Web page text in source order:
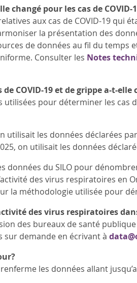
changé pour les cas de COVID-
aux cas de COVID-19 qui
la présentation des
de données au fil du temps
Consulter les Notes
COVID-19 et de grippe a-t-elle
pour déterminer les cas
utilisait les données déclarées par
on utilisait les données
données du SILO pour
des virus respiratoires en
la méthodologie utilisée pour
des virus respiratoires
des bureaux de santé
demande en écrivant à
les données allant